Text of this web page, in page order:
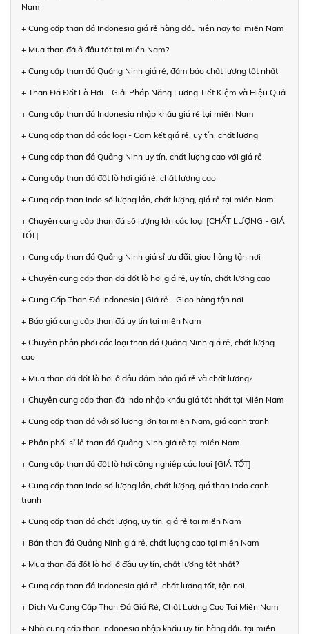
Nam
+ Cung cấp than đá Indonesia giá rẻ hàng đầu hiện nay tại miền Nam
+ Mua than đá ở đâu tốt tại miền Nam?
+ Cung cấp than đá Quảng Ninh giá rẻ, đảm bảo chất lượng tốt nhất
+ Than Đá Đốt Lò Hơi – Giải Pháp Năng Lượng Tiết Kiệm và Hiệu Quả
+ Cung cấp than đá Indonesia nhập khẩu giá rẻ tại miền Nam
+ Cung cấp than đá các loại - Cam kết giá rẻ, uy tín, chất lượng
+ Cung cấp than đá Quảng Ninh uy tín, chất lượng cao với giá rẻ
+ Cung cấp than đá đốt lò hơi giá rẻ, chất lượng cao
+ Cung cấp than Indo số lượng lớn, chất lượng, giá rẻ tại miền Nam
+ Chuyên cung cấp than đá số lượng lớn các loại [CHẤT LƯỢNG - GIÁ
TỐT]
+ Cung cấp than đá Quảng Ninh giá sỉ ưu đãi, giao hàng tận nơi
+ Chuyên cung cấp than đá đốt lò hơi giá rẻ, uy tín, chất lượng cao
+ Cung Cấp Than Đá Indonesia | Giá rẻ - Giao hàng tận nơi
+ Báo giá cung cấp than đá uy tín tại miền Nam
+ Chuyên phân phối các loại than đá Quảng Ninh giá rẻ, chất lượng
cao
+ Mua than đá đốt lò hơi ở đâu đảm bảo giá rẻ và chất lượng?
+ Chuyên cung cấp than đá Indo nhập khẩu giá tốt nhất tại Miền Nam
+ Cung cấp than đá với số lượng lớn tại miền Nam, giá cạnh tranh
+ Phân phối sỉ lẻ than đá Quảng Ninh giá rẻ tại miền Nam
+ Cung cấp than đá đốt lò hơi công nghiệp các loại [GIÁ TỐT]
+ Cung cấp than Indo số lượng lớn, chất lượng, giá than Indo cạnh
tranh
+ Cung cấp than đá chất lượng, uy tín, giá rẻ tại miền Nam
+ Bán than đá Quảng Ninh giá rẻ, chất lượng cao tại miền Nam
+ Mua than đá đốt lò hơi ở đâu uy tín, chất lượng tốt nhất?
+ Cung cấp than đá Indonesia giá rẻ, chất lượng tốt, tận nơi
+ Dịch Vụ Cung Cấp Than Đá Giá Rẻ, Chất Lượng Cao Tại Miền Nam
+ Nhà cung cấp than Indonesia nhập khẩu uy tín hàng đầu tại miền